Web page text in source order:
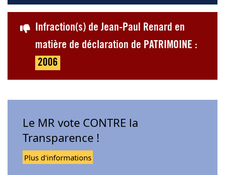
Infraction(s) de Jean-Paul Renard en
matière de déclaration de PATRIMOINE :
2006
Le MR vote CONTRE la
Transparence !
Plus d'informations